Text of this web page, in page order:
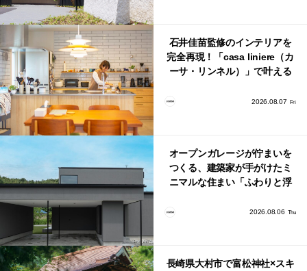
石井佳苗監修のインテリアを
完全再現！「casa liniere（カ
ーサ・リンネル）」で叶える
2026.08.07 Fri
オープンガレージが佇まいを
つくる、建築家が手がけたミ
ニマルな住まい「ふわりと浮
2026.08.06 Thu
長崎県大村市で富松神社×スキ